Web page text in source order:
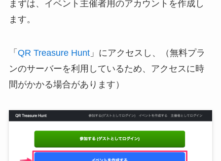
まずは、イベント主催者用のアカウントを作成し
ます。
「 QR Treasure Hunt」にアクセスし、（無料プラ
ンのサーバーを利用しているため、アクセスに時
間がかかる場合があります）